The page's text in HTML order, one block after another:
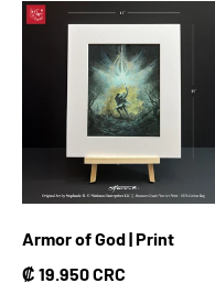
Armor of God | Print
Precio normal
₡ 19.950 CRC